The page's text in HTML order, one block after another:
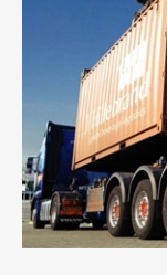
от 10
- Доставка
объемов
паллеты и
России с
- Тайгер